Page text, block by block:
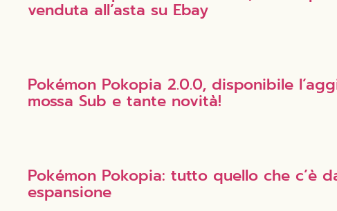
venduta all’asta su Ebay
Pokémon Pokopia 2.0.0, disponibile
mossa Sub e tante novità!
Pokémon Pokopia: tutto quello che c’è
espansione